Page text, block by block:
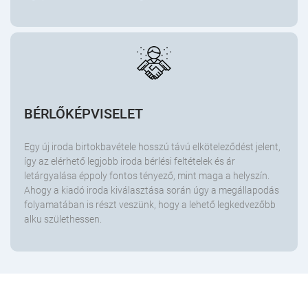
BÉRLŐKÉPVISELET
Egy új iroda birtokbavétele hosszú távú elköteleződést jelent,
így az elérhető legjobb iroda bérlési feltételek és ár
letárgyalása éppoly fontos tényező, mint maga a helyszín.
Ahogy a kiadó iroda kiválasztása során úgy a megállapodás
folyamatában is részt veszünk, hogy a lehető legkedvezőbb
alku születhessen.